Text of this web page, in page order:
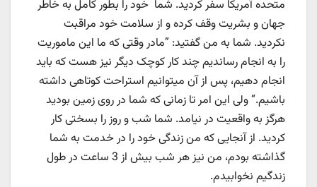
متحده آمریکا سفر کردید. شما خود را بطور کامل به خاطر
جهان و بشریت وقف کرده و از سلامت خود مراقبت
نکردید. شما به من گفتید: ”مادر وقتی که ما این ماموریت
را به انجام رساندیم چند کار کوچک دیگر نیز هست که باید
انجام دهیم، پس از آن میتوانیم استراحت کوتاهی داشته
باشیم.“ ولی این امر تا زمانی که شما در روی زمین بودید
هرگز به واقعیت در نیامد. شما شب و روز را بسختی کار
کردید. از آنجایی که من زندگی خود را در خدمت به شما
گذاشته بودم، من نیز هر شب بیش از 3 ساعت در طول
زندگیم نخوابیدم.